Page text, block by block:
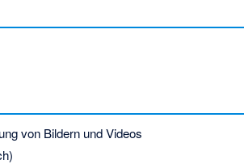
von Bildern und Videos